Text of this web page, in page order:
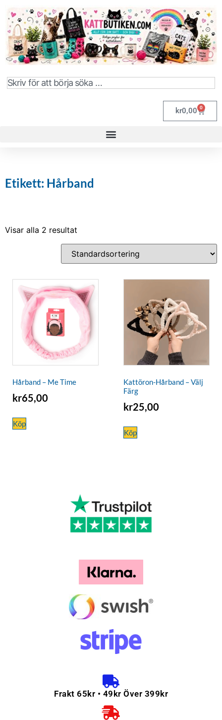
kr0,00 0
Etikett: Hårband
Visar alla 2 resultat
Hårband – Me Time
kr65,00
Köp
Kattöron-Hårband – Välj
Färg
kr25,00
Köp
Frakt 65kr • 49kr Över 399kr